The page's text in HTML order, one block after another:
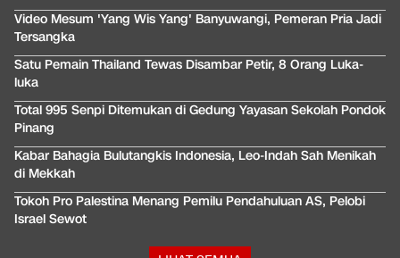
Video Mesum 'Yang Wis Yang' Banyuwangi, Pemeran Pria Jadi
Tersangka
Satu Pemain Thailand Tewas Disambar Petir, 8 Orang Luka-
luka
Total 995 Senpi Ditemukan di Gedung Yayasan Sekolah Pondok
Pinang
Kabar Bahagia Bulutangkis Indonesia, Leo-Indah Sah Menikah
di Mekkah
Tokoh Pro Palestina Menang Pemilu Pendahuluan AS, Pelobi
Israel Sewot